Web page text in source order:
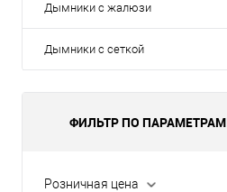
Дымники с жалюзи
Дымники с сеткой
ФИЛЬТР ПО ПАРАМЕТРАМ
Розничная цена